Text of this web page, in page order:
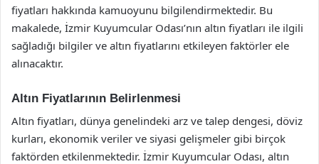
fiyatları hakkında kamuoyunu bilgilendirmektedir. Bu
makalede, İzmir Kuyumcular Odası’nın altın fiyatları ile ilgili
sağladığı bilgiler ve altın fiyatlarını etkileyen faktörler ele
alınacaktır.
Altın Fiyatlarının Belirlenmesi
Altın fiyatları, dünya genelindeki arz ve talep dengesi, döviz
kurları, ekonomik veriler ve siyasi gelişmeler gibi birçok
faktörden etkilenmektedir. İzmir Kuyumcular Odası, altın